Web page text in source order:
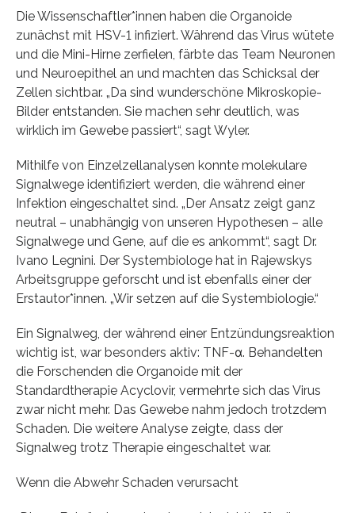
Die Wissenschaftler*innen haben die Organoide
zunächst mit HSV-1 infiziert. Während das Virus wütete
und die Mini-Hirne zerfielen, färbte das Team Neuronen
und Neuroepithel an und machten das Schicksal der
Zellen sichtbar. „Da sind wunderschöne Mikroskopie-
Bilder entstanden. Sie machen sehr deutlich, was
wirklich im Gewebe passiert“, sagt Wyler.
Mithilfe von Einzelzellanalysen konnte molekulare
Signalwege identifiziert werden, die während einer
Infektion eingeschaltet sind. „Der Ansatz zeigt ganz
neutral – unabhängig von unseren Hypothesen – alle
Signalwege und Gene, auf die es ankommt“, sagt Dr.
Ivano Legnini. Der Systembiologe hat in Rajewskys
Arbeitsgruppe geforscht und ist ebenfalls einer der
Erstautor*innen. „Wir setzen auf die Systembiologie.“
Ein Signalweg, der während einer Entzündungsreaktion
wichtig ist, war besonders aktiv: TNF-α. Behandelten
die Forschenden die Organoide mit der
Standardtherapie Acyclovir, vermehrte sich das Virus
zwar nicht mehr. Das Gewebe nahm jedoch trotzdem
Schaden. Die weitere Analyse zeigte, dass der
Signalweg trotz Therapie eingeschaltet war.
Wenn die Abwehr Schaden verursacht